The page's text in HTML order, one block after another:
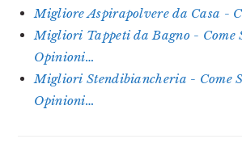
Migliore Aspirapolvere da Casa -
Migliori Tappeti da Bagno - Come
Opinioni…
Migliori Stendibiancheria - Come
Opinioni…